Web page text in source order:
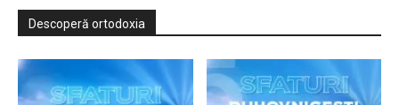
Descoperă ortodoxia